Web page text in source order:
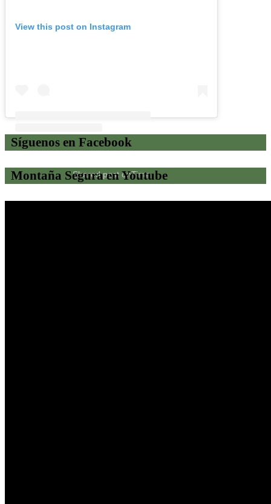
View this post on Instagram
Shared post onTime
Síguenos en Facebook
Montaña Segura en Youtube